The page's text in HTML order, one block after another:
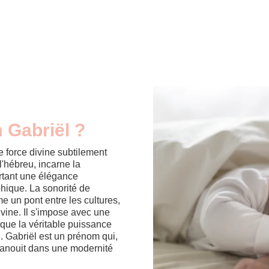
Gabriël ?
force divine subtilement
incarne la
une élégance
La sonorité de
un pont entre les cultures,
Il s'impose avec une
la véritable puissance
Gabriël est un prénom qui,
dans une modernité